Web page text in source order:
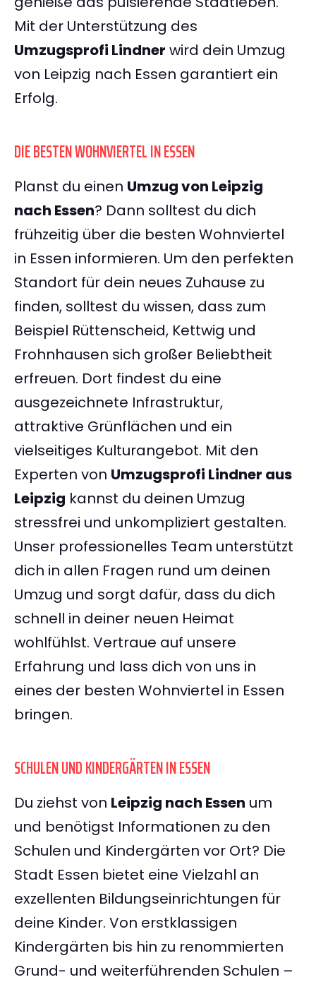
Mit der Unterstützung des
Umzugsprofi Lindner wird dein Umzug
von Leipzig nach Essen garantiert ein
Erfolg.
DIE BESTEN WOHNVIERTEL IN ESSEN
Planst du einen Umzug von Leipzig
nach Essen? Dann solltest du dich
frühzeitig über die besten Wohnviertel
in Essen informieren. Um den perfekten
Standort für dein neues Zuhause zu
finden, solltest du wissen, dass zum
Beispiel Rüttenscheid, Kettwig und
Frohnhausen sich großer Beliebtheit
erfreuen. Dort findest du eine
ausgezeichnete Infrastruktur,
attraktive Grünflächen und ein
vielseitiges Kulturangebot. Mit den
Experten von Umzugsprofi Lindner aus
Leipzig kannst du deinen Umzug
stressfrei und unkompliziert gestalten.
Unser professionelles Team unterstützt
dich in allen Fragen rund um deinen
Umzug und sorgt dafür, dass du dich
schnell in deiner neuen Heimat
wohlfühlst. Vertraue auf unsere
Erfahrung und lass dich von uns in
eines der besten Wohnviertel in Essen
bringen.
SCHULEN UND KINDERGÄRTEN IN ESSEN
Du ziehst von Leipzig nach Essen um
und benötigst Informationen zu den
Schulen und Kindergärten vor Ort? Die
Stadt Essen bietet eine Vielzahl an
exzellenten Bildungseinrichtungen für
deine Kinder. Von erstklassigen
Kindergärten bis hin zu renommierten
Grund- und weiterführenden Schulen –